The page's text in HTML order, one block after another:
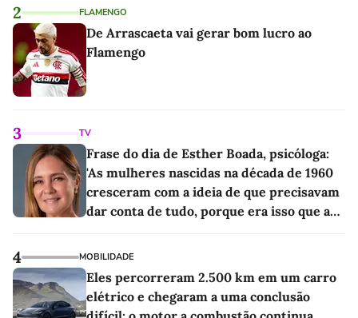
2 FLAMENGO
De Arrascaeta vai gerar bom lucro ao
Flamengo
3 TV
Frase do dia de Esther Boada, psicóloga:
'As mulheres nascidas na década de 1960
cresceram com a ideia de que precisavam
dar conta de tudo, porque era isso que a
4 MOBILIDADE
Eles percorreram 2.500 km em um carro
elétrico e chegaram a uma conclusão